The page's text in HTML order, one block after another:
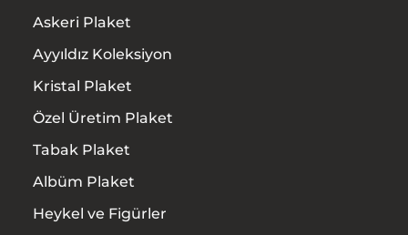
Askeri Plaket
Ayyıldız Koleksiyon
Kristal Plaket
Özel Üretim Plaket
Tabak Plaket
Albüm Plaket
Heykel ve Figürler